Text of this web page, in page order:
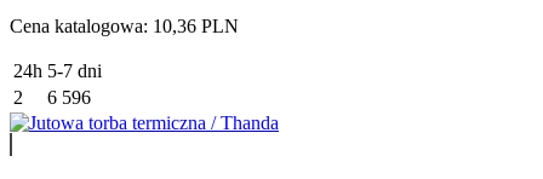
Cena katalogowa: 10,36 PLN
24h 5-7 dni
2
6 596